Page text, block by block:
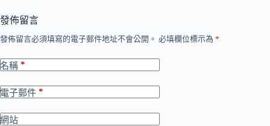
發佈留言
發佈留言必須填寫的電子郵件地址不會公開。 必填欄位標示為 *
名稱 *
電子郵件 *
網站